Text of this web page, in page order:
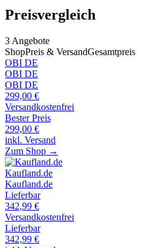
Preisvergleich
3 Angebote
ShopPreis & VersandGesamtpreis
OBI DE
OBI DE
OBI DE
299,00 €
Versandkostenfrei
Bester Preis
299,00 €
inkl. Versand
Zum Shop →
Kaufland.de
Kaufland.de
Lieferbar
342,99 €
Versandkostenfrei
Lieferbar
342,99 €